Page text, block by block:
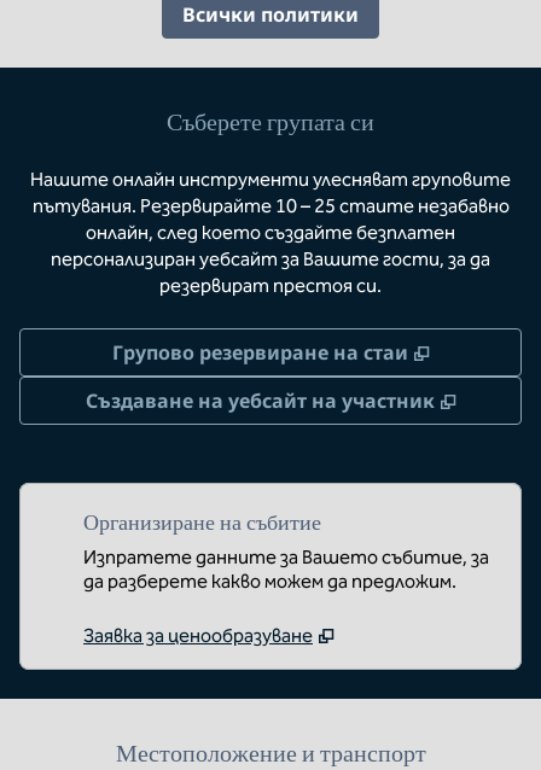
Всички политики
Съберете групата си
Нашите онлайн инструменти улесняват груповите
пътувания. Резервирайте 10 – 25 стаите незабавно
онлайн, след което създайте безплатен
персонализиран уебсайт за Вашите гости, за да
резервират престоя си.
Групово резервиране на стаи ,
Създаване на уебсайт на участник
,
Организиране на събитие
Изпратете данните за Вашето събитие, за
да разберете какво можем да предложим.
Заявка за ценообразуване
Местоположение и транспорт